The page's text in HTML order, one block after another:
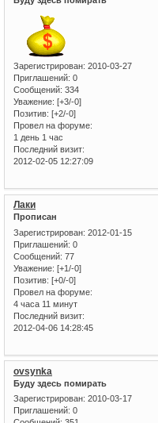
Зарегистрирован: 2010-03-27
Приглашений: 0
Сообщений: 334
Уважение: [+3/-0]
Позитив: [+2/-0]
Провел на форуме:
1 день 1 час
Последний визит:
2012-02-05 12:27:09
Лаки
Прописан
Зарегистрирован: 2012-01-15
Приглашений: 0
Сообщений: 77
Уважение: [+1/-0]
Позитив: [+0/-0]
Провел на форуме:
4 часа 11 минут
Последний визит:
2012-04-06 14:28:45
ovsynka
Буду здесь помирать
Зарегистрирован: 2010-03-17
Приглашений: 0